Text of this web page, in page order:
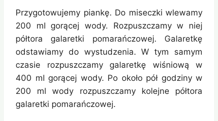
Przygotowujemy piankę. Do miseczki wlewamy
200 ml gorącej wody. Rozpuszczamy w niej
półtora galaretki pomarańczowej. Galaretkę
odstawiamy do wystudzenia. W tym samym
czasie rozpuszczamy galaretkę wiśniową w
400 ml gorącej wody. Po około pół godziny w
200 ml wody rozpuszczamy kolejne półtora
galaretki pomarańczowej.